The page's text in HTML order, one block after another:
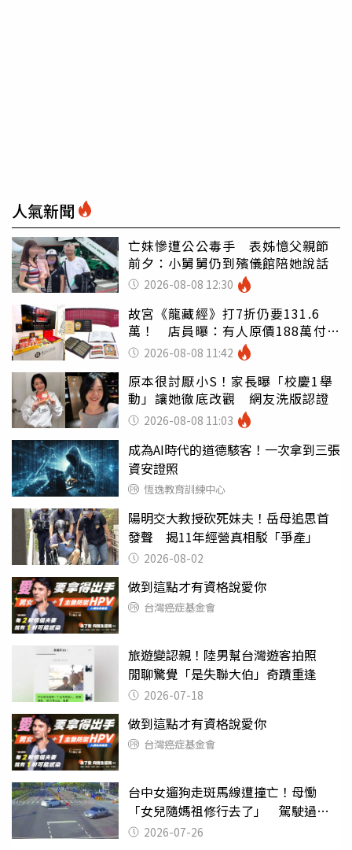
人氣新聞
亡妹慘遭公公毒手 表姊憶父親節
前夕：小舅舅仍到殯儀館陪她說話
2026-08-08 12:30
故宮《龍藏經》打7折仍要131.6
萬！ 店員曝：有人原價188萬付現
購買2026-08-08 11:42
原本很討厭小S！家長曝「校慶1舉
動」讓她徹底改觀 網友洗版認證
2026-08-08 11:03
成為AI時代的道德駭客！一次拿到三張
資安證照
恆逸教育訓練中心
陽明交大教授砍死妹夫！岳母追思首
發聲 揭11年經營真相駁「爭產」
2026-08-02
做到這點才有資格說愛你
台灣癌症基金會
旅遊變認親！陸男幫台灣遊客拍照
閒聊驚覺「是失聯大伯」奇蹟重逢
2026-07-18
做到這點才有資格說愛你
台灣癌症基金會
台中女遛狗走斑馬線遭撞亡！母慟
「女兒隨媽祖修行去了」 駕駛過失
致死判9月
2026-07-26